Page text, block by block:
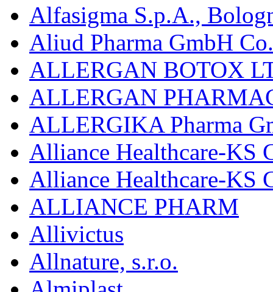
Alfasigma S.p.A.,
Aliud Pharma GmbH
ALLERGAN BOTOX
ALLERGAN
ALLERGIKA Pharma
Alliance Healthcare-KS
Alliance Healthcare-KS
ALLIANCE PHARM
Allivictus
Allnature, s.r.o.